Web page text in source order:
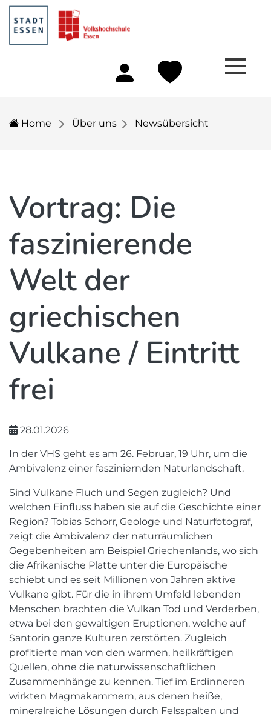
Home Über uns Newsübersicht
Vortrag: Die
faszinierende
Welt der
griechischen
Vulkane / Eintritt
frei
28.01.2026
In der VHS geht es am 26. Februar, 19 Uhr, um die
Ambivalenz einer fasziniernden Naturlandschaft.
Sind Vulkane Fluch und Segen zugleich? Und
welchen Einfluss haben sie auf die Geschichte einer
Region? Tobias Schorr, Geologe und Naturfotograf,
zeigt die Ambivalenz der naturräumlichen
Gegebenheiten am Beispiel Griechenlands, wo sich
die Afrikanische Platte unter die Europäische
schiebt und es seit Millionen von Jahren aktive
Vulkane gibt. Für die in ihrem Umfeld lebenden
Menschen brachten die Vulkan Tod und Verderben,
etwa bei den gewaltigen Eruptionen, welche auf
Santorin ganze Kulturen zerstörten. Zugleich
profitierte man von den warmen, heilkräftigen
Quellen, ohne die naturwissenschaftlichen
Zusammenhänge zu kennen. Tief im Erdinneren
wirkten Magmakammern, aus denen heiße,
mineralreiche Lösungen durch Felsspalten und